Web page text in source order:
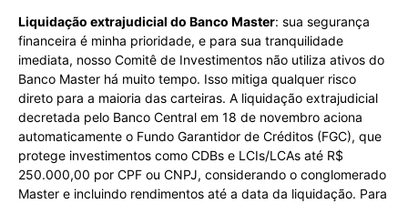
Liquidação extrajudicial do Banco Master: sua segurança
financeira é minha prioridade, e para sua tranquilidade
imediata, nosso Comitê de Investimentos não utiliza ativos do
Banco Master há muito tempo. Isso mitiga qualquer risco
direto para a maioria das carteiras. A liquidação extrajudicial
decretada pelo Banco Central em 18 de novembro aciona
automaticamente o Fundo Garantidor de Créditos (FGC), que
protege investimentos como CDBs e LCIs/LCAs até R$
250.000,00 por CPF ou CNPJ, considerando o conglomerado
Master e incluindo rendimentos até a data da liquidação. Para